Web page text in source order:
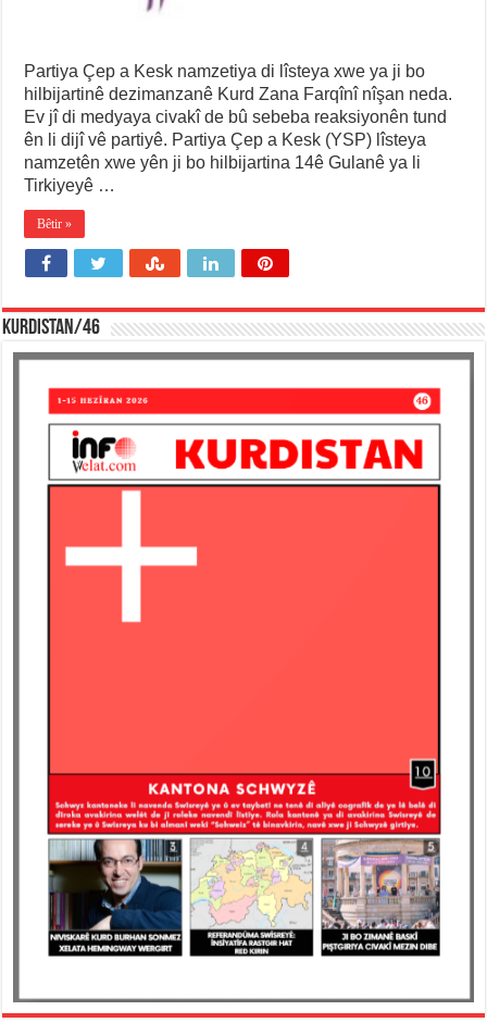
Partiya Çep a Kesk namzetiya di lîsteya xwe ya ji bo
hilbijartinê dezimanzanê Kurd Zana Farqînî nîşan neda.
Ev jî di medyaya civakî de bû sebeba reaksiyonên tund
ên li dijî vê partiyê. Partiya Çep a Kesk (YSP) lîsteya
namzetên xwe yên ji bo hilbijartina 14ê Gulanê ya li
Tirkiyeyê …
Bêtir »
KURDISTAN/46